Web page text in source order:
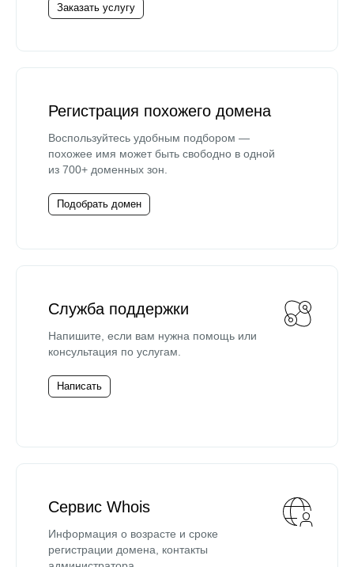
Заказать услугу
Регистрация похожего домена
Воспользуйтесь удобным подбором —
похожее имя может быть свободно в одной
из 700+ доменных зон.
Подобрать домен
Служба поддержки
Напишите, если вам нужна помощь или
консультация по услугам.
Написать
Сервис Whois
Информация о возрасте и сроке
регистрации домена, контакты